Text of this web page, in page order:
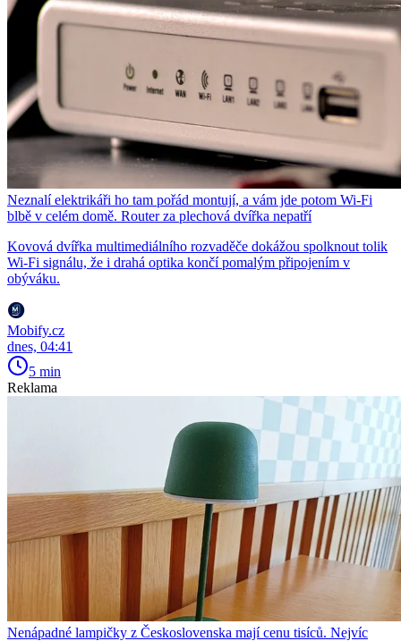
Neznalí elektrikáři ho tam pořád montují, a vám jde potom Wi-Fi
blbě v celém domě. Router za plechová dvířka nepatří
Kovová dvířka multimediálního rozvaděče dokážou spolknout tolik
Wi-Fi signálu, že i drahá optika končí pomalým připojením v
obýváku.
Mobify.cz
dnes, 04:41
5 min
Reklama
Nenápadné lampičky z Československa mají cenu tisíců. Nejvíc